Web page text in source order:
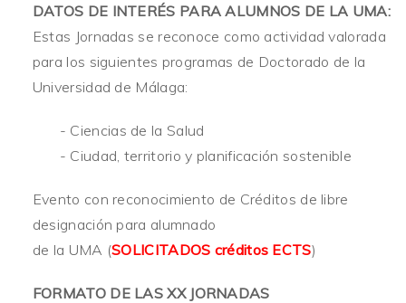
DATOS DE INTERÉS PARA ALUMNOS DE LA UMA:
Estas Jornadas se reconoce como actividad valorada
para los siguientes programas de Doctorado de la
Universidad de Málaga:
- Ciencias de la Salud
- Ciudad, territorio y planificación sostenible
Evento con reconocimiento de Créditos de libre
designación para alumnado
de la UMA (SOLICITADOS créditos ECTS)
FORMATO DE LAS XX JORNADAS